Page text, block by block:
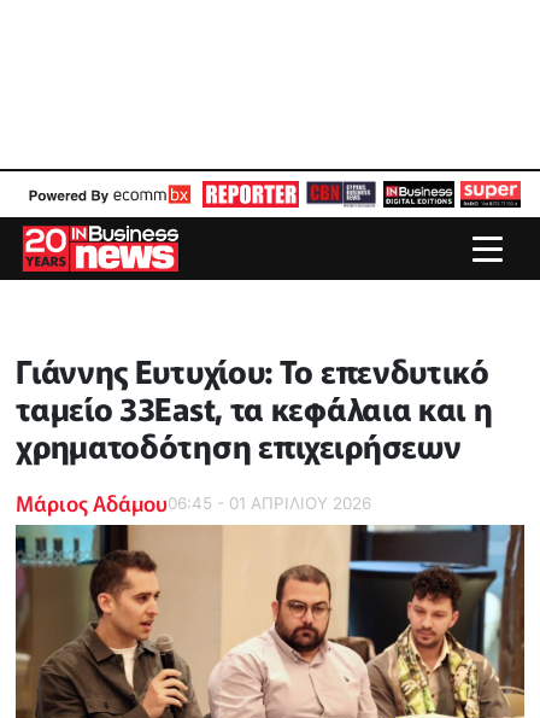
Γιάννης Ευτυχίου: Το επενδυτικό
ταμείο 33East, τα κεφάλαια και η
χρηματοδότηση επιχειρήσεων
Μάριος Αδάμου06:45 - 01 ΑΠΡΙΛΙΟΥ 2026